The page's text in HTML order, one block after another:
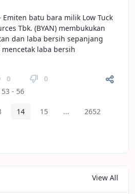
Emiten batu bara milik Low Tuck
Tbk. (BYAN) membukukan
dan laba bersih sepanjang
mencetak laba bersih
0
0
- 56
ージページ
14 ページ
15 ...中間ページページ
2652
View All